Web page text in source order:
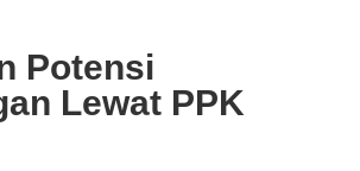
Potensi
Lewat PPK